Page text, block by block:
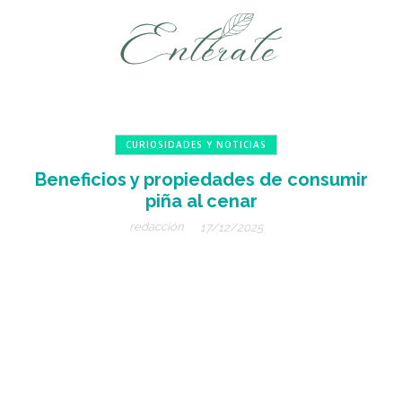
CURIOSIDADES Y NOTICIAS
Beneficios y propiedades de consumir
piña al cenar
redacción 17/12/2025